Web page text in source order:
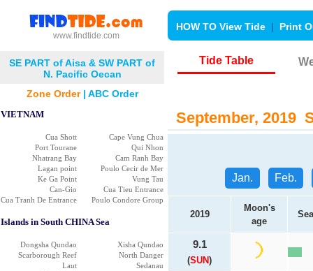
www.findtide.com
HOW TO View Tide | Print
SE PART of Aisa & SW PART of
N. Pacific Oecan
Zone Order| ABC Order
VIETNAM
Cua Shott
Cape Vung Chua
Port Tourane
Qui Nhon
Nhatrang Bay
Cam Ranh Bay
Lagan point
Poulo Cecir de Mer
Ke Ga Point
Vung Tau
Can-Gio
Cua Tieu Entrance
Cua Tranh De Entrance
Poulo Condore Group
Islands in South CHINA Sea
Dongsha Qundao
Xisha Qundao
Scarborough Reef
North Danger
Laut
Sedanau
Tide Table
September, 2019
Jan. Feb.
2019
Moon's
age
9.1
(SUN)